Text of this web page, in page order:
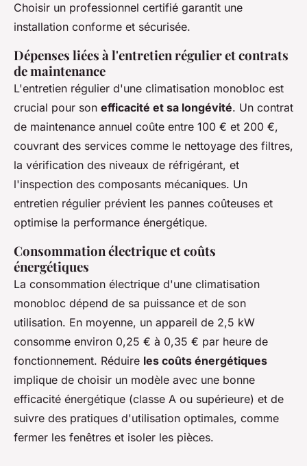
Choisir un professionnel certifié garantit une
installation conforme et sécurisée.
Dépenses liées à l'entretien régulier et contrats
de maintenance
L'entretien régulier d'une climatisation monobloc est
crucial pour son efficacité et sa longévité. Un contrat
de maintenance annuel coûte entre 100 € et 200 €,
couvrant des services comme le nettoyage des filtres,
la vérification des niveaux de réfrigérant, et
l'inspection des composants mécaniques. Un
entretien régulier prévient les pannes coûteuses et
optimise la performance énergétique.
Consommation électrique et coûts
énergétiques
La consommation électrique d'une climatisation
monobloc dépend de sa puissance et de son
utilisation. En moyenne, un appareil de 2,5 kW
consomme environ 0,25 € à 0,35 € par heure de
fonctionnement. Réduire les coûts énergétiques
implique de choisir un modèle avec une bonne
efficacité énergétique (classe A ou supérieure) et de
suivre des pratiques d'utilisation optimales, comme
fermer les fenêtres et isoler les pièces.